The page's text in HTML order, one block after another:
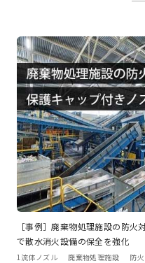
［事例］廃棄物処理施設の防
で散水消火設備の保全を強化
1流体ノズル 廃棄物処理施設 防